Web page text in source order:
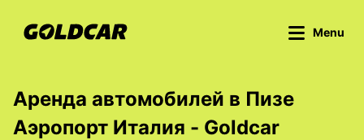
Menu
Аренда автомобилей в Пизе
Аэропорт Италия - Goldcar